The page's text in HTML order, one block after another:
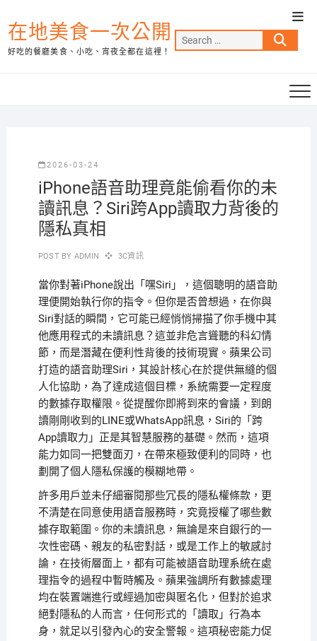
to
content
在地美食一次公開
好吃的餐廳美食、小吃、宵夜全都在這裡！
Search
…
2026-03-24
iPhone語音助理竟能偷看你的未
讀訊息？Siri跨App讀取力背後的
隱私真相
POST BY ADMIN 3C資訊
當你對著iPhone說出「嘿Siri」，這個聰明的語音助
理便開始執行你的指令。但你是否曾想過，在你與
Siri對話的瞬間，它可能已經悄悄掃描了你手機中其
他應用程式的未讀訊息？這並非危言聳聽的科幻情
節，而是潛藏在便利性背後的技術現實。蘋果公司
打造的語音助理Siri，其設計核心在於提供無縫的個
人化協助，為了達成這個目標，系統需要一定程度
的數據存取權限。從提醒你即將到來的會議，到朗
讀剛剛收到的LINE或WhatsApp訊息，Siri的「跨
App讀取力」正是其智慧服務的基礎。然而，這項
能力如同一把雙面刃，在帶來極致便利的同時，也
劃開了個人隱私保護的模糊地帶。
許多用戶並未仔細審閱那些冗長的隱私權條款，更
不清楚在同意使用語音服務時，究竟授權了哪些數
據存取範圍。你的未讀訊息，無論是來自銀行的一
次性密碼、親友的私密對話，或是工作上的敏感討
論，在技術層面上，都有可能被語音助理系統在處
理指令的過程中暫時觸及。蘋果強調所有數據處理
均在裝置端進行或經過加密與匿名化，但對於追求
絕對隱私的人而言，任何形式的「讀取」行為本
身，就足以引發內心的安全警報。這項秘密能力促